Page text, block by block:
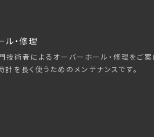
ル・修理
技術者によるオーバーホール・修理をご案
計を長く使うためのメンテナンスです。